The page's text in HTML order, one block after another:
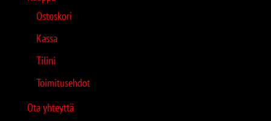
Ostoskori
Kassa
Tilini
Toimitusehdot
Ota yhteyttä